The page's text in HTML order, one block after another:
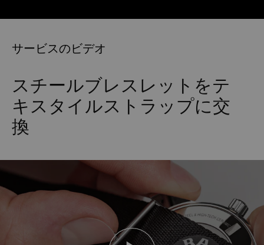
サービスのビデオ
スチールブレスレットをテ
キスタイルストラップに交
換